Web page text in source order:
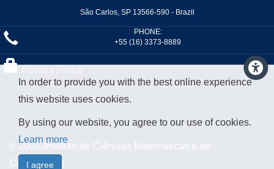
São Carlos, SP 13566-590 - Brazil
PHONE:
+55 (16) 3373-8889
© 2026 Instituto de Ciências Matemáticas e de
Computação
In order to provide you with the best online experience
this website uses cookies.
By using our website, you agree to our use of cookies.
Learn more
I agree